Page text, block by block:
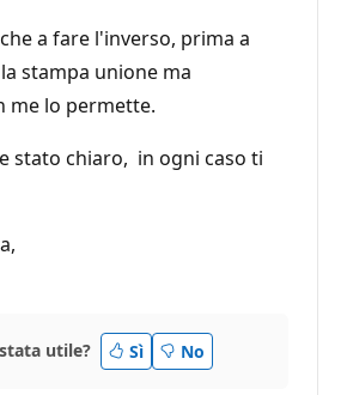
a fare l'inverso, prima a
stampa unione ma
me lo permette.
stato chiaro, in ogni caso ti
utile? Sì No